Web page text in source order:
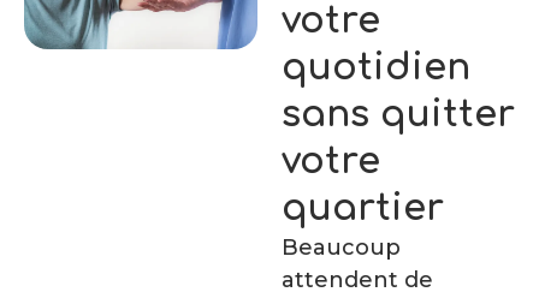
votre
quotidien
sans quitter
votre
quartier
Beaucoup
attendent de